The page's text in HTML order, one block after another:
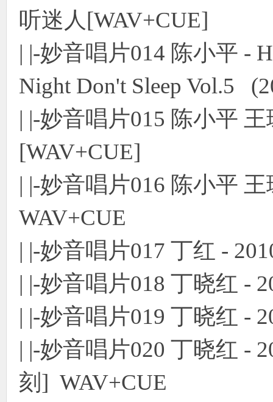
听迷人[WAV+CUE]
| |-妙音唱片014 陈小平 -
Night Don't Sleep Vol.5
| |-妙音唱片015 陈小平
[WAV+CUE]
| |-妙音唱片016 陈小平
WAV+CUE
| |-妙音唱片017 丁红 -
| |-妙音唱片018 丁晓红 -
| |-妙音唱片019 丁晓红 -
| |-妙音唱片020 丁晓红 -
刻] WAV+CUE